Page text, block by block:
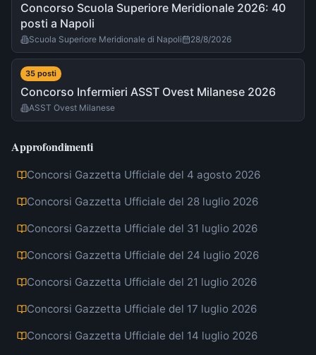
Concorso Scuola Superiore Meridionale 2026: 40
posti a Napoli
Scuola Superiore Meridionale di Napoli 28/8/2026
35 posti
Concorso Infermieri ASST Ovest Milanese 2026
ASST Ovest Milanese
Approfondimenti
Concorsi Gazzetta Ufficiale del 4 agosto 2026
Concorsi Gazzetta Ufficiale del 28 luglio 2026
Concorsi Gazzetta Ufficiale del 31 luglio 2026
Concorsi Gazzetta Ufficiale del 24 luglio 2026
Concorsi Gazzetta Ufficiale del 21 luglio 2026
Concorsi Gazzetta Ufficiale del 17 luglio 2026
Concorsi Gazzetta Ufficiale del 14 luglio 2026